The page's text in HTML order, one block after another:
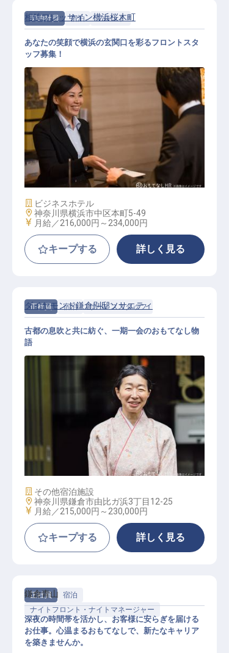
契約社員 宿泊 フロント
フロント
相鉄フレッサイン横浜桜木町
あなたの笑顔で横浜の玄関口を彩るフロントスタ
ッフ募集！
施設業態
ビジネスホテル
勤務地
神奈川県横浜市中区本町5-49
給与
月給／216,000円～ 234,000円
キープする 詳しく見る
正社員 宿泊 サービススタッフ
おもてなし係
ダイヤモンド鎌倉別邸ソサエティ
古都の息吹と共に紡ぐ、一期一会のおもてなし物
語
施設業態
その他宿泊施設
勤務地
神奈川県鎌倉市由比ガ浜3丁目12-25
給与
月給／215,000円～ 230,000円
キープする 詳しく見る
正社員
宿泊
ナイトフロント・ナイトマネージャー
鎌倉青山
深夜の時間帯を活かし、お客様に安らぎを届ける
お仕事。心温まるおもてなしで、新たなキャリア
を築きませんか。